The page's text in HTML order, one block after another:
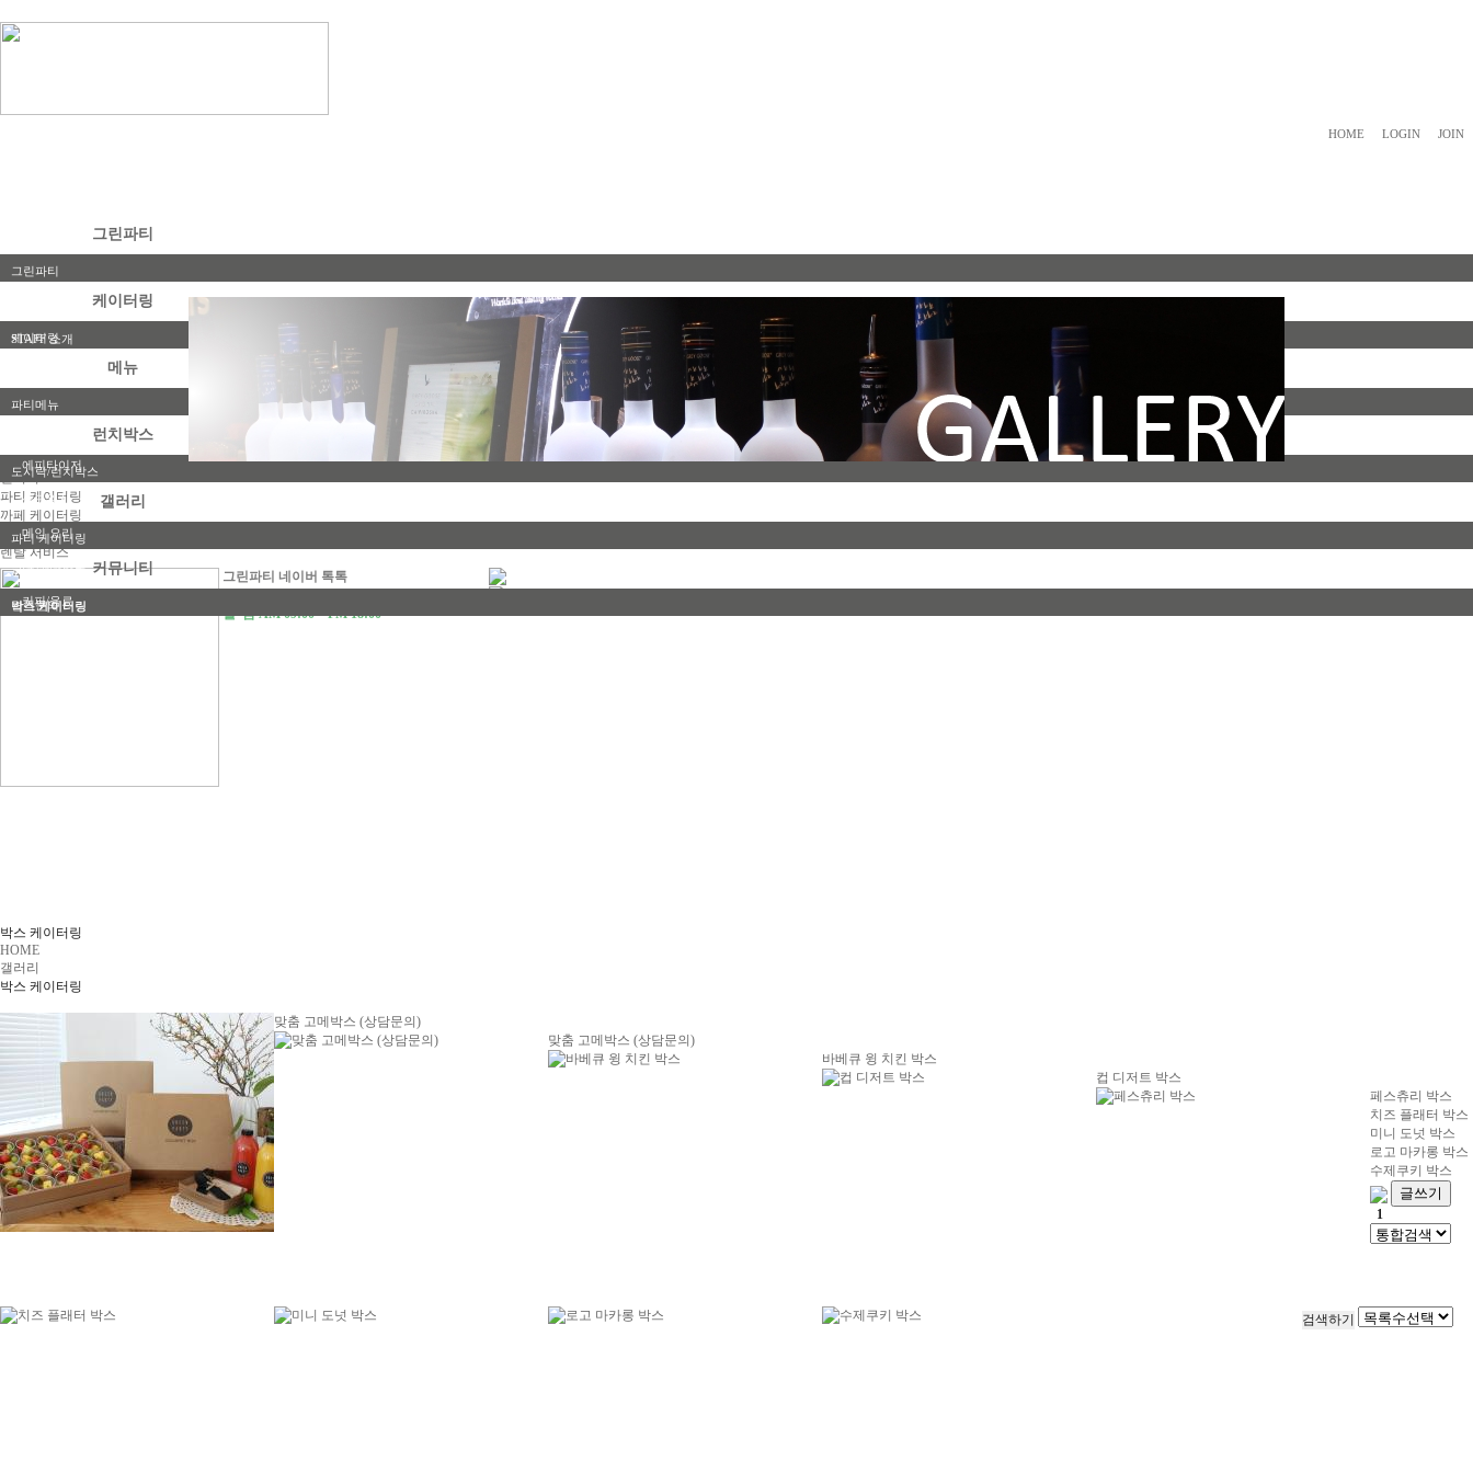
HOME LOGIN JOIN
그린파티
그린파티
STAFF 소개
케이터링
케이터링
메뉴
파티메뉴
에피타이저
샌드위치
메인 요리
다과/디저트
커피/음료
런치박스
도시락/런치박스
고메박스 갤러리
파티 케이터링
까페 케이터링
박스 케이터링
커뮤니티
견적문의
갤러리
파티 케이터링
까페 케이터링
박스 케이터링
렌탈 서비스
그린파티 네이버 톡톡
월~금 AM 09:00 ~ PM 18:00
박스 케이터링
HOME
갤러리
박스 케이터링
맞춤 고메박스 (상담문의)
맞춤 고메박스 (상담문의)
바베큐 윙 치킨 박스
컵 디저트 박스
페스츄리 박스
치즈 플래터 박스
미니 도넛 박스
로고 마카롱 박스
수제쿠키 박스
글쓰기
1